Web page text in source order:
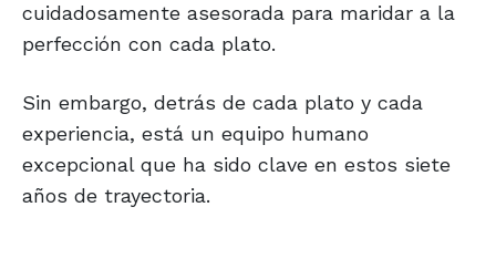
cuidadosamente asesorada para maridar a la
perfección con cada plato.
Sin embargo, detrás de cada plato y cada
experiencia, está un equipo humano
excepcional que ha sido clave en estos siete
años de trayectoria.